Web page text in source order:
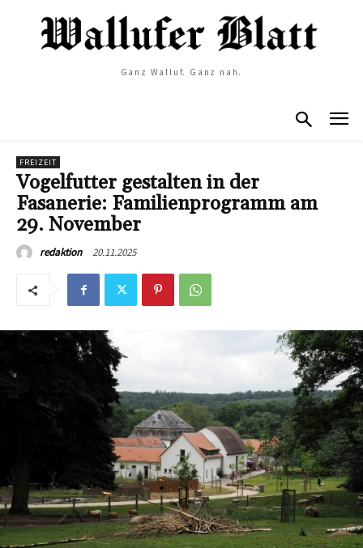
Ganz Walluf. Ganz nah.
FREIZEIT
Vogelfutter gestalten in der
Fasanerie: Familienprogramm am
29. November
redaktion 20.11.2025